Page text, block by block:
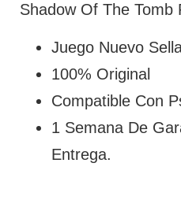
Shadow Of The Tomb
Juego Nuevo
100% Original
Compatible Con
1 Semana De
Entrega.